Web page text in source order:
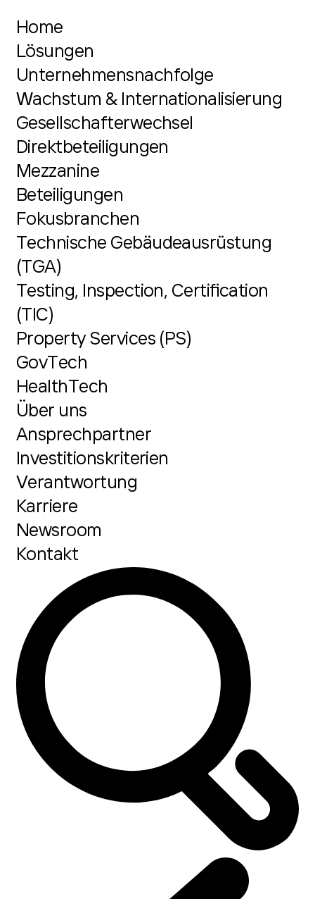
Home
Lösungen
Unternehmensnachfolge
Wachstum & Internationalisierung
Gesellschafterwechsel
Direktbeteiligungen
Mezzanine
Beteiligungen
Fokusbranchen
Technische Gebäudeausrüstung
(TGA)
Testing, Inspection, Certification
(TIC)
Property Services (PS)
GovTech
HealthTech
Über uns
Ansprechpartner
Investitionskriterien
Verantwortung
Karriere
Newsroom
Kontakt